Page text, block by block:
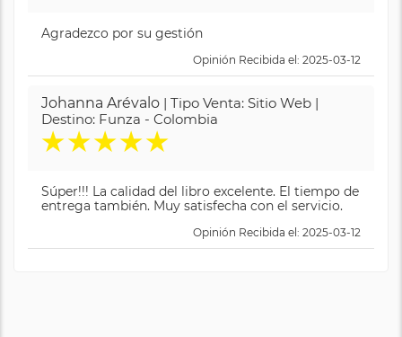
Agradezco por su gestión
Opinión Recibida el: 2025-03-12
Johanna Arévalo | Tipo Venta: Sitio Web |
Destino: Funza - Colombia
★★★★★
Súper!!! La calidad del libro excelente. El tiempo de
entrega también. Muy satisfecha con el servicio.
Opinión Recibida el: 2025-03-12